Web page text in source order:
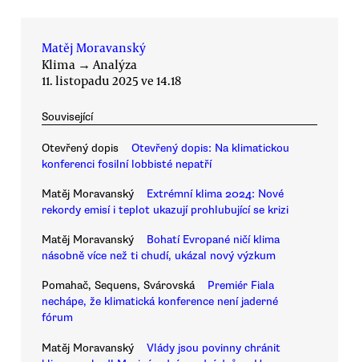
Matěj Moravanský
Klima →Analýza
11. listopadu 2025 ve 14.18
Související
Otevřený dopis
Otevřený dopis: Na klimatickou
konferenci fosilní lobbisté nepatří
Matěj Moravanský
Extrémní klima 2024: Nové
rekordy emisí i teplot ukazují prohlubující se krizi
Matěj Moravanský
Bohatí Evropané ničí klima
násobně více než ti chudí, ukázal nový výzkum
Pomahač, Sequens, Svárovská
Premiér Fiala
nechápe, že klimatická konference není jaderné
fórum
Matěj Moravanský
Vlády jsou povinny chránit